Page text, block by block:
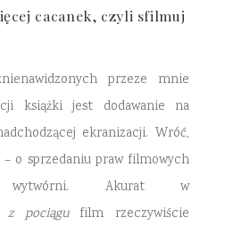
cacanek, czyli sfilmuj
przeze mnie
książki jest dodawanie na
ekranizacji. Wróć,
o sprzedaniu praw filmowych
Akurat w
z pociągufilm rzeczywiście